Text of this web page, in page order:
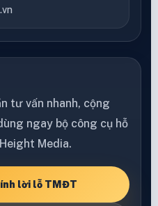
tư vấn nhanh, cộng
ngay bộ công cụ hỗ
Media.
lời lỗ TMĐT